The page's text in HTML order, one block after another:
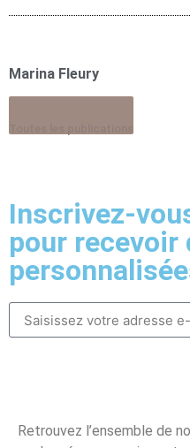
Marina Fleury
Inscrivez-
pour
Retrouvez l’ensemble de